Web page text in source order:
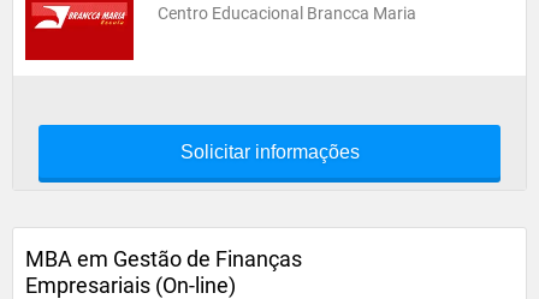
Centro Educacional Brancca Maria
Solicitar informações
MBA em Gestão de Finanças
Empresariais (On-line)